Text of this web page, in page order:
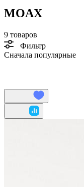
MOAX
9 товаров
Фильтр
Сначала популярные